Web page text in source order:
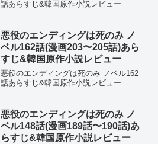
話あらすじ&韓国原作小説レビュー
悪役のエンディングは死のみ ノ
ベル162話(漫画203〜205話)あら
すじ&韓国原作小説レビュー
悪役のエンディングは死のみ ノベル162
話あらすじ&韓国原作小説レビュー
悪役のエンディングは死のみ ノ
ベル148話(漫画189話〜190話)あ
らすじ&韓国原作小説レビュー